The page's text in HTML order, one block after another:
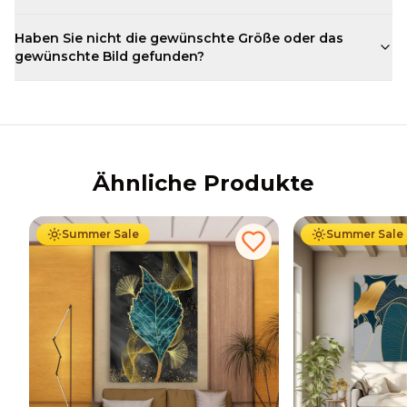
Haben Sie nicht die gewünschte Größe oder das
gewünschte Bild gefunden?
Ähnliche Produkte
Summer Sale
39.90 € 34.90 €
Summer Sale
Ab